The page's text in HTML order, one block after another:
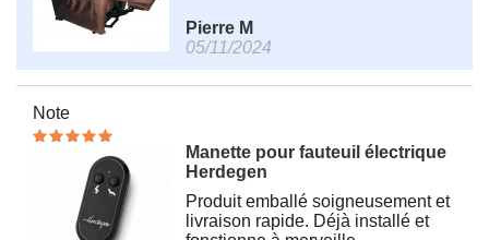
Pierre M
05/11/2024
Note
Manette pour fauteuil électrique
Herdegen
Produit emballé soigneusement et
livraison rapide. Déjà installé et